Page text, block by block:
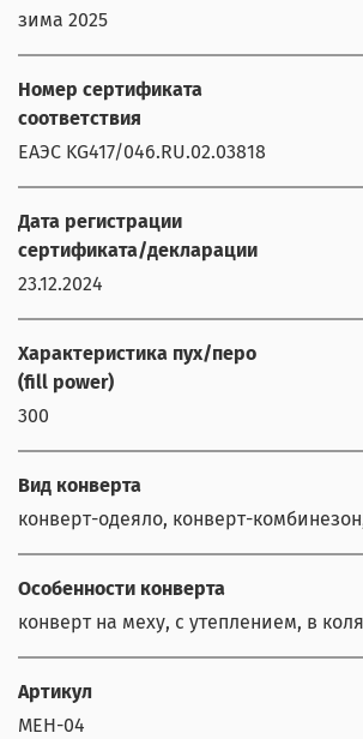
зима 2025
Номер сертификата
соответствия
ЕАЭС KG417/046.RU.02.03818
Дата регистрации
сертификата/декларации
23.12.2024
Характеристика пух/перо
(fill power)
300
Вид конверта
конверт-одеяло, конверт-
Особенности конверта
конверт на меху, с утеплением, в
Артикул
MEH-04